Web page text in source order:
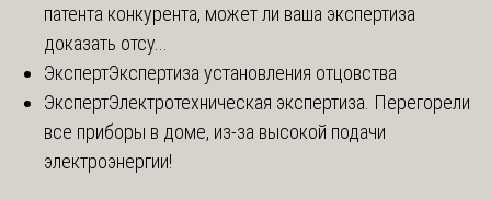
патента конкурента, может ли ваша экспертиза
доказать отсу...
ЭкспертЭкспертиза установления отцовства
ЭкспертЭлектротехническая экспертиза. Перегорели
все приборы в доме, из-за высокой подачи
электроэнергии!